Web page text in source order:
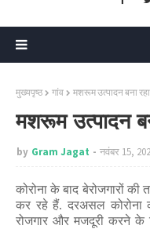
मुख्यपृष्ठ गांव मशरूम उत्पादन बना
मशरूम उत्पादन
by Gram Jagat नवंबर 15,
कोरोना के बाद बेरोजगारों की
कर रहे हैं. दरअसल कोरोना
रोजगार और मजदूरी करने के